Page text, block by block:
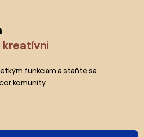
kreatívni
funkciám a staňte sa
komunity.